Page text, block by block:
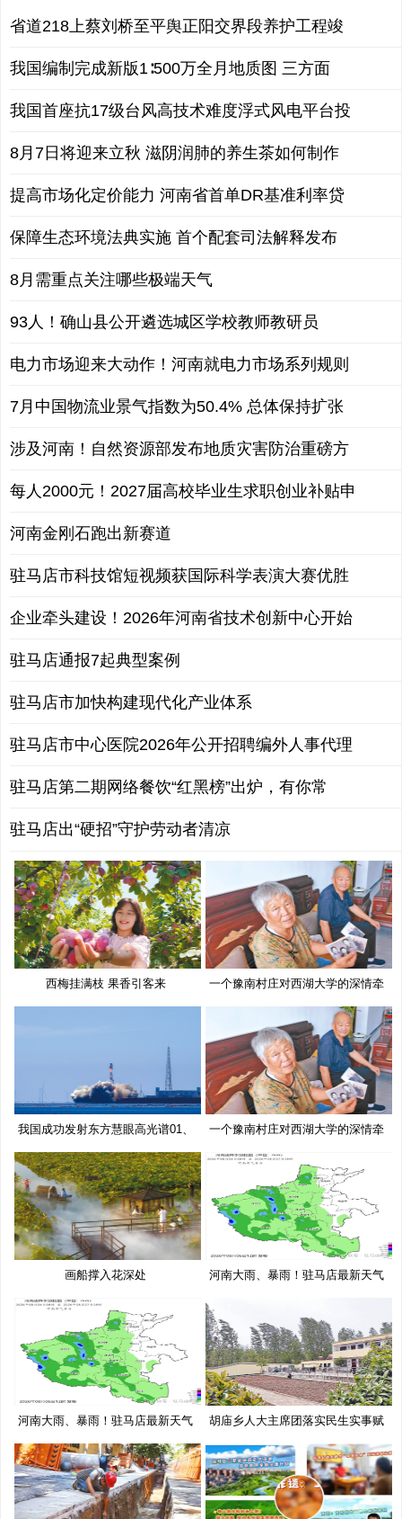
省道218上蔡刘桥至平舆正阳交界段养护工程竣
我国编制完成新版1∶500万全月地质图 三方面
我国首座抗17级台风高技术难度浮式风电平台投
8月7日将迎来立秋 滋阴润肺的养生茶如何制作
提高市场化定价能力 河南省首单DR基准利率贷
保障生态环境法典实施 首个配套司法解释发布
8月需重点关注哪些极端天气
93人！确山县公开遴选城区学校教师教研员
电力市场迎来大动作！河南就电力市场系列规则
7月中国物流业景气指数为50.4% 总体保持扩张
涉及河南！自然资源部发布地质灾害防治重磅方
每人2000元！2027届高校毕业生求职创业补贴申
河南金刚石跑出新赛道
驻马店市科技馆短视频获国际科学表演大赛优胜
企业牵头建设！2026年河南省技术创新中心开始
驻马店通报7起典型案例
驻马店市加快构建现代化产业体系
驻马店市中心医院2026年公开招聘编外人事代理
驻马店第二期网络餐饮“红黑榜”出炉，有你常
驻马店出“硬招”守护劳动者清凉
西梅挂满枝 果香引客来
一个豫南村庄对西湖大学的深情牵
挂
我国成功发射东方慧眼高光谱01、
02
一个豫南村庄对西湖大学的深情牵
画船撑入花深处
河南大雨、暴雨！驻马店最新天气
河南大雨、暴雨！驻马店最新天气
预
胡庙乡人大主席团落实民生实事赋
能